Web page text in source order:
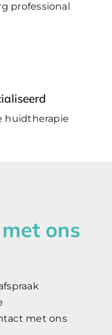
professional
huidtherapie
ons
met ons